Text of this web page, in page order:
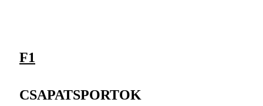
F1
CSAPATSPORTOK